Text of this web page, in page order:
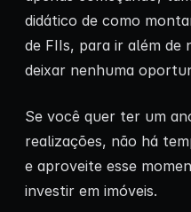
didático de como
de FIIs, para ir além de
deixar nenhuma
Se você quer ter um
realizações, não há
e aproveite esse
investir em imóveis.